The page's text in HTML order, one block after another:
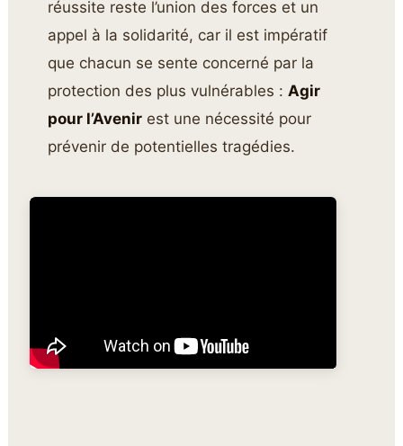
réussite reste l’union des forces et un
appel à la solidarité, car il est impératif
que chacun se sente concerné par la
protection des plus vulnérables : Agir
pour l’Avenir est une nécessité pour
prévenir de potentielles tragédies.